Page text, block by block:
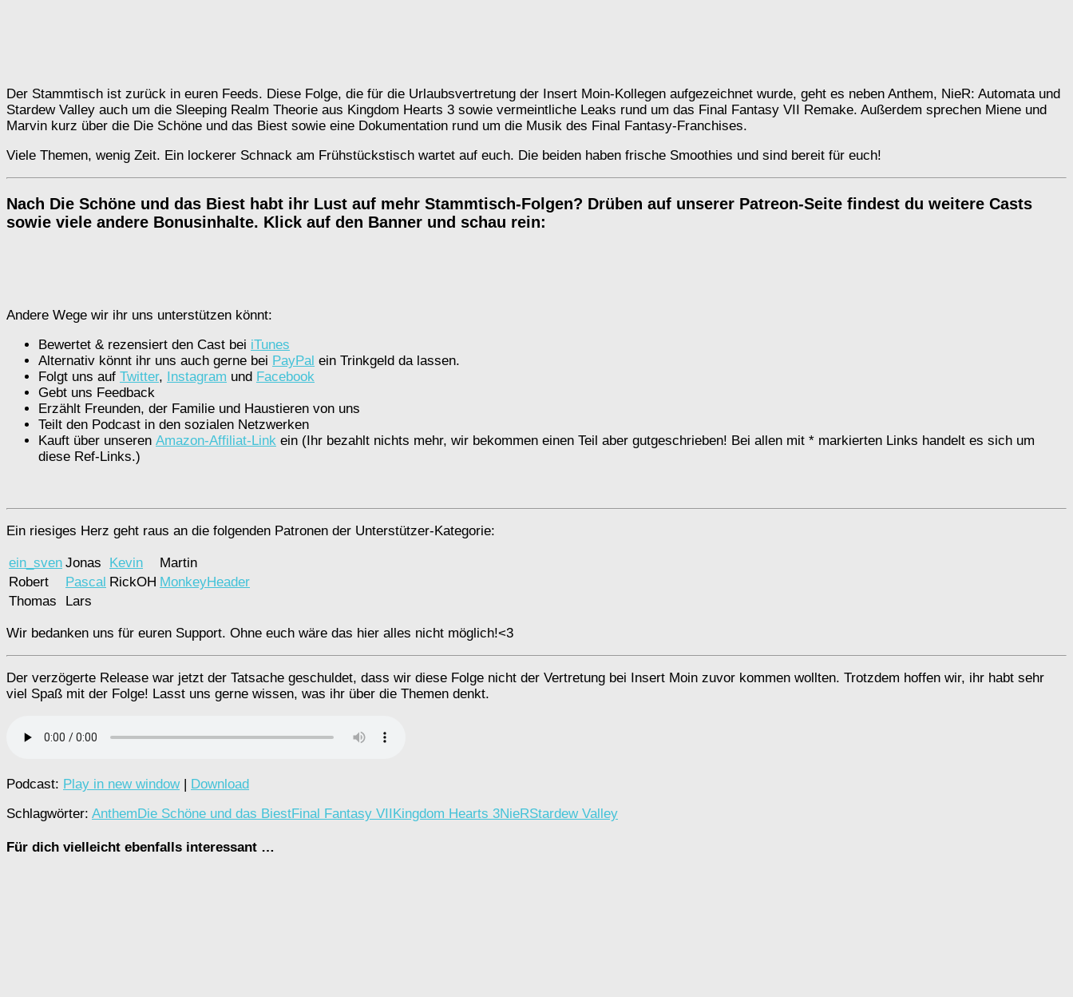
Der Stammtisch ist zurück in euren Feeds. Diese Folge, die für die Urlaubsvertretung der Insert Moin-Kollegen aufgezeichnet wurde, geht es neben Anthem, NieR: Automata und
Stardew Valley auch um die Sleeping Realm Theorie aus Kingdom Hearts 3 sowie vermeintliche Leaks rund um das Final Fantasy VII Remake. Außerdem sprechen Miene und
Marvin kurz über die Die Schöne und das Biest sowie eine Dokumentation rund um die Musik des Final Fantasy-Franchises.
Viele Themen, wenig Zeit. Ein lockerer Schnack am Frühstückstisch wartet auf euch. Die beiden haben frische Smoothies und sind bereit für euch!
Nach Die Schöne und das Biest habt ihr Lust auf mehr Stammtisch-Folgen? Drüben auf unserer Patreon-Seite findest du weitere Casts
sowie viele andere Bonusinhalte. Klick auf den Banner und schau rein:
Andere Wege wir ihr uns unterstützen könnt:
Bewertet & rezensiert den Cast bei iTunes
Alternativ könnt ihr uns auch gerne bei PayPal ein Trinkgeld da lassen.
Folgt uns auf Twitter, Instagram und Facebook
Gebt uns Feedback
Erzählt Freunden, der Familie und Haustieren von uns
Teilt den Podcast in den sozialen Netzwerken
Kauft über unseren Amazon-Affiliat-Link ein (Ihr bezahlt nichts mehr, wir bekommen einen Teil aber gutgeschrieben! Bei allen mit * markierten Links handelt es sich um
diese Ref-Links.)
Ein riesiges Herz geht raus an die folgenden Patronen der Unterstützer-Kategorie:
ein_sven Jonas Kevin
Martin
Robert
Pascal RickOH MonkeyHeader
Thomas
Lars
Wir bedanken uns für euren Support. Ohne euch wäre das hier alles nicht möglich!<3
Der verzögerte Release war jetzt der Tatsache geschuldet, dass wir diese Folge nicht der Vertretung bei Insert Moin zuvor kommen wollten. Trotzdem hoffen wir, ihr habt sehr
viel Spaß mit der Folge! Lasst uns gerne wissen, was ihr über die Themen denkt.
Podcast: Play in new window| Download
Schlagwörter: AnthemDie Schöne und das BiestFinal Fantasy VIIKingdom Hearts 3NieRStardew Valley
Für dich vielleicht ebenfalls interessant …